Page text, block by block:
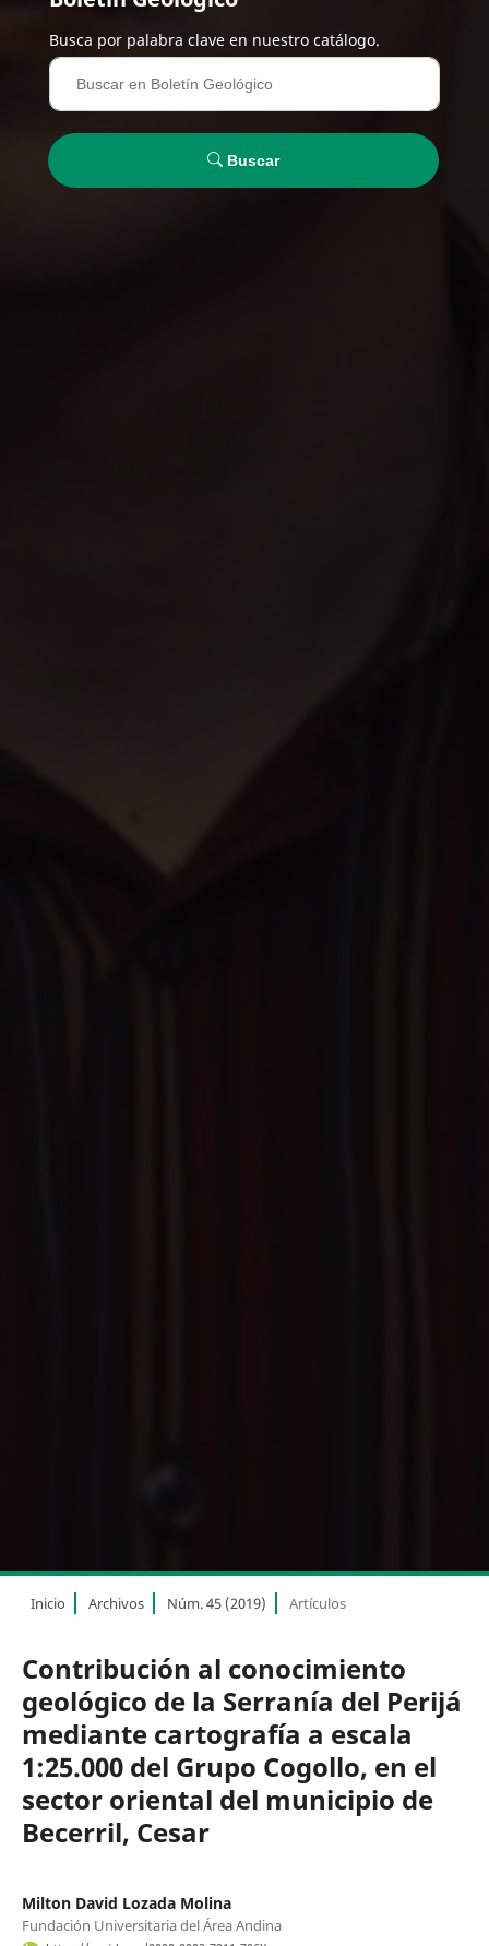
Busca por palabra clave en nuestro catálogo.
Buscar
Inicio Archivos Núm. 45 (2019) Artículos
Contribución al conocimiento
geológico de la Serranía del Perijá
mediante cartografía a escala
1:25.000 del Grupo Cogollo, en el
sector oriental del municipio de
Becerril, Cesar
Milton David Lozada Molina
Fundación Universitaria del Área Andina